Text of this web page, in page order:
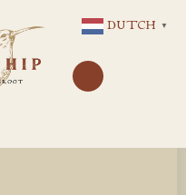
DUTCH ▼